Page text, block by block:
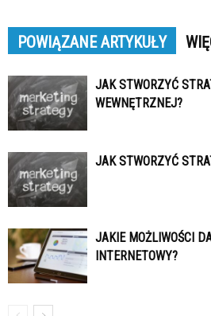
POWIĄZANE ARTYKUŁY
JAK STWORZYĆ
WEWNĘTRZNEJ?
JAK STWORZYĆ
JAKIE MOŻLIWOŚCI
INTERNETOWY?